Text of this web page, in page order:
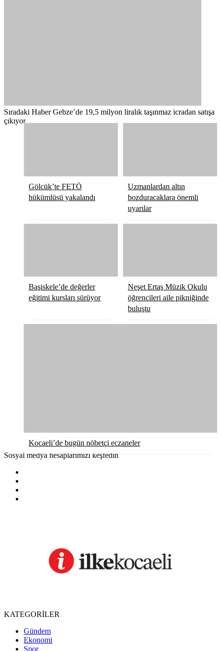
Sıradaki Haber Gebze’de 19,5 milyon liralık taşınmaz icradan satışa
çıkıyor
Gölcük’te FETÖ
hükümlüsü yakalandı
Uzmanlardan altın
bozduracaklara önemli
uyarılar
Başiskele’de değerler
eğitimi kursları sürüyor
Neşet Ertaş Müzik Okulu
öğrencileri aile pikniğinde
buluştu
Kocaeli’de bugün nöbetçi eczaneler
Sosyal medya hesaplarımızı keşfedin
KATEGORİLER
Gündem
Ekonomi
Spor